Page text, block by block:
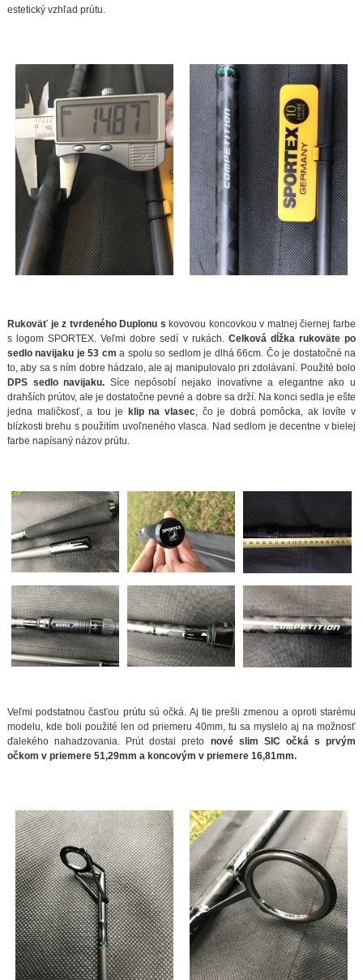
estetický vzhľad prútu.
Rukoväť je z tvrdeného Duplonu s kovovou koncovkou v matnej čiernej farbe
s logom SPORTEX. Veľmi dobre sedí v rukách.Celková dĺžka rukoväte po
sedlo navijaku je 53 cma spolu so sedlom je dlhá 66cm. Čo je dostatočné na
to, aby sa s ním dobre hádzalo, ale aj manipulovalo pri zdolávaní. Použité bolo
DPS sedlo navijaku. Síce nepôsobí nejako inovatívne a elegantne ako u
drahších prútov, ale je dostatočne pevné a dobre sa drží. Na konci sedla je ešte
jedna maličkosť, a tou je
klip na vlasec, čo je dobrá pomôcka, ak lovíte v
blízkosti brehu s použitím uvoľneného vlasca. Nad sedlom je decentne v bielej
farbe napísaný názov prútu.
Veľmi podstatnou časťou prútu sú očká. Aj tie prešli zmenou a oproti starému
modelu, kde boli použité len od priemeru 40mm, tu sa myslelo aj na možnosť
ďalekého nahadzovania. Prút dostal preto nové slim SIC očká s prvým
očkom v priemere 51,29mm a koncovým v priemere 16,81mm.